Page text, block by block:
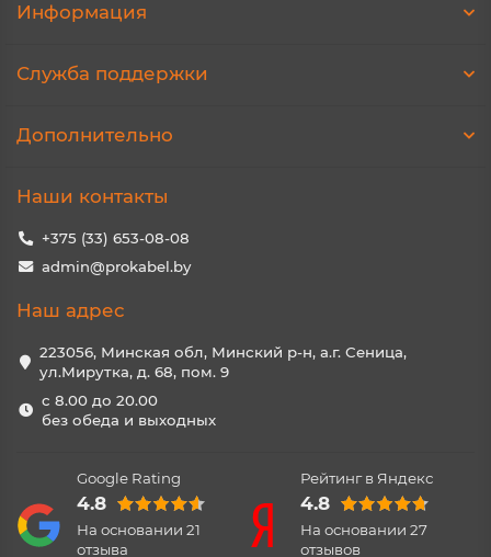
Информация
Служба поддержки
Дополнительно
Наши контакты
+375 (33) 653-08-08
admin@prokabel.by
Наш адрес
223056, Минская обл, Минский р-н, а.г. Сеница,
ул.Мирутка, д. 68, пом. 9
с 8.00 до 20.00
без обеда и выходных
Google Rating
4.8
На основании 21
отзыва
Рейтинг в Яндекс
4.8
На основании 27
отзывов